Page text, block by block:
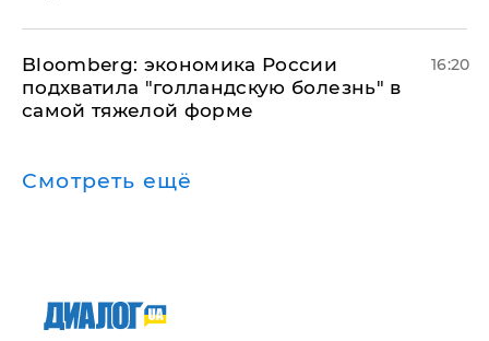
Bloomberg: экономика России
подхватила "голландскую болезнь" в
самой тяжелой форме
16:20
Смотреть ещё